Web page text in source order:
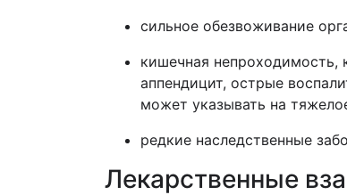
сильное обезвоживание
кишечная непроходимость,
аппендицит, острые
может указывать на
редкие наследственные
Лекарственные